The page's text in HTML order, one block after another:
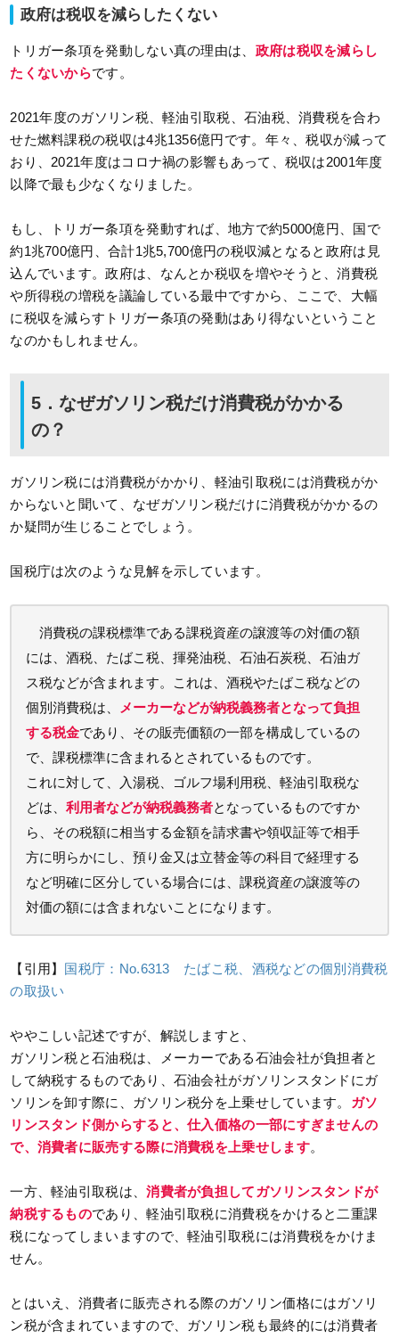
政府は税収を減らしたくない
トリガー条項を発動しない真の理由は、 政府は税収を減らし
たくないからです。
2021年度のガソリン税、軽油引取税、石油税、消費税を合わ
せた燃料課税の税収は4兆1356億円です。年々、税収が減って
おり、2021年度はコロナ禍の影響もあって、税収は2001年度
以降で最も少なくなりました。
もし、トリガー条項を発動すれば、地方で約5000億円、国で
約1兆700億円、合計1兆5,700億円の税収減となると政府は見
込んでいます。政府は、なんとか税収を増やそうと、消費税
や所得税の増税を議論している最中ですから、ここで、大幅
に税収を減らすトリガー条項の発動はあり得ないということ
なのかもしれません。
5．なぜガソリン税だけ消費税がかかる
の？
ガソリン税には消費税がかかり、軽油引取税には消費税がか
からないと聞いて、なぜガソリン税だけに消費税がかかるの
か疑問が生じることでしょう。
国税庁は次のような見解を示しています。
消費税の課税標準である課税資産の譲渡等の対価の額
には、酒税、たばこ税、揮発油税、石油石炭税、石油ガ
ス税などが含まれます。これは、酒税やたばこ税などの
個別消費税は、
メーカーなどが納税義務者となって負担
する税金であり、その販売価額の一部を構成しているの
で、課税標準に含まれるとされているものです。
これに対して、入湯税、ゴルフ場利用税、軽油引取税な
どは、利用者などが納税義務者となっているものですか
ら、その税額に相当する金額を請求書や領収証等で相手
方に明らかにし、預り金又は立替金等の科目で経理する
など明確に区分している場合には、課税資産の譲渡等の
対価の額には含まれないことになります。
【引用】 国税庁：No.6313 たばこ税、酒税などの個別消費税
の取扱い
ややこしい記述ですが、解説しますと、
ガソリン税と石油税は、メーカーである石油会社が負担者と
して納税するものであり、石油会社がガソリンスタンドにガ
ソリンを卸す際に、ガソリン税分を上乗せしています。
ガソ
リンスタンド側からすると、仕入価格の一部にすぎませんの
で、消費者に販売する際に消費税を上乗せします。
一方、軽油引取税は、消費者が負担してガソリンスタンドが
納税するものであり、軽油引取税に消費税をかけると二重課
税になってしまいますので、軽油引取税には消費税をかけま
せん。
とはいえ、消費者に販売される際のガソリン価格にはガソリ
ン税が含まれていますので、ガソリン税も最終的には消費者